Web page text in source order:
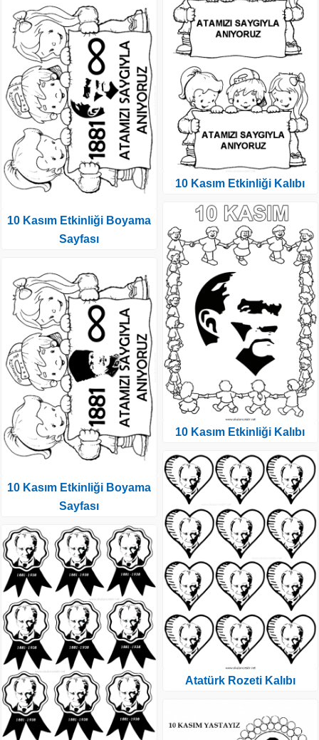
10 Kasım Etkinliği Boyama
Sayfası
10 Kasım Etkinliği Boyama
Sayfası
10 Kasım Etkinliği Kalıbı
10 Kasım Etkinliği Kalıbı
Atatürk Rozeti Kalıbı